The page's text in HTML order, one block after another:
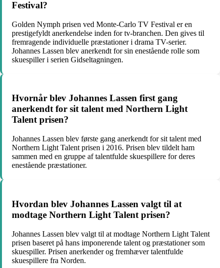
Festival?
Golden Nymph prisen ved Monte-Carlo TV Festival er en
prestigefyldt anerkendelse inden for tv-branchen. Den gives til
fremragende individuelle præstationer i drama TV-serier.
Johannes Lassen blev anerkendt for sin enestående rolle som
skuespiller i serien Gidseltagningen.
Hvornår blev Johannes Lassen first gang
anerkendt for sit talent med Northern Light
Talent prisen?
Johannes Lassen blev første gang anerkendt for sit talent med
Northern Light Talent prisen i 2016. Prisen blev tildelt ham
sammen med en gruppe af talentfulde skuespillere for deres
enestående præstationer.
Hvordan blev Johannes Lassen valgt til at
modtage Northern Light Talent prisen?
Johannes Lassen blev valgt til at modtage Northern Light Talent
prisen baseret på hans imponerende talent og præstationer som
skuespiller. Prisen anerkender og fremhæver talentfulde
skuespillere fra Norden.